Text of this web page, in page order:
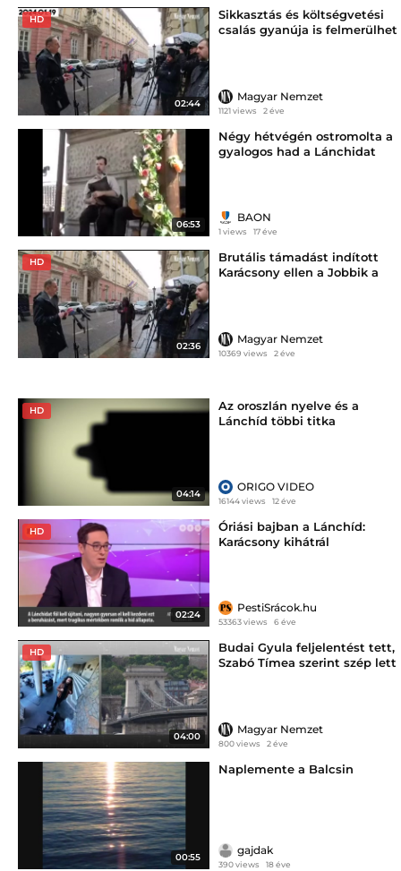
HD
02:44
Sikkasztás és költségvetési
csalás gyanúja is felmerülhet
Magyar Nemzet
1121 views 2 éve
06:53
Négy hétvégén ostromolta a
gyalogos had a Lánchidat
BAON
1 views 17 éve
HD
02:36
Brutális támadást indított
Karácsony ellen a Jobbik a
Magyar Nemzet
10369 views 2 éve
HD
04:14
Az oroszlán nyelve és a
Lánchíd többi titka
ORIGO VIDEO
16144 views 12 éve
HD
02:24
Óriási bajban a Lánchíd:
Karácsony kihátrál
PestiSrácok.hu
53363 views 6 éve
HD
04:00
Budai Gyula feljelentést tett,
Szabó Tímea szerint szép lett
Magyar Nemzet
800 views 2 éve
00:55
Naplemente a Balcsin
gajdak
390 views 18 éve